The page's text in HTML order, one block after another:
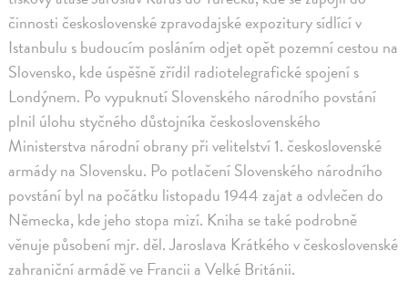
činnosti československé zpravodajské expozitury sídlící v
Istanbulu s budoucím posláním odjet opět pozemní cestou na
Slovensko, kde úspěšně zřídil radiotelegrafické spojení s
Londýnem. Po vypuknutí Slovenského národního povstání
plnil úlohu styčného důstojníka československého
Ministerstva národní obrany při velitelství 1. československé
armády na Slovensku. Po potlačení Slovenského národního
povstání byl na počátku listopadu 1944 zajat a odvlečen do
Německa, kde jeho stopa mizí. Kniha se také podrobně
věnuje působení mjr. děl. Jaroslava Krátkého v československé
zahraniční armádě ve Francii a Velké Británii.